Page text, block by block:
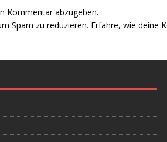
Kommentar abzugeben.
Spam zu reduzieren. Erfahre, wie deine